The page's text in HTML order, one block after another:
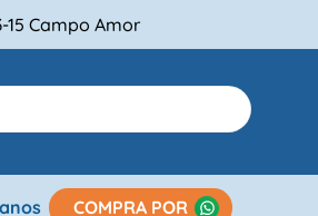
15 Campo Amor
COMPRA POR